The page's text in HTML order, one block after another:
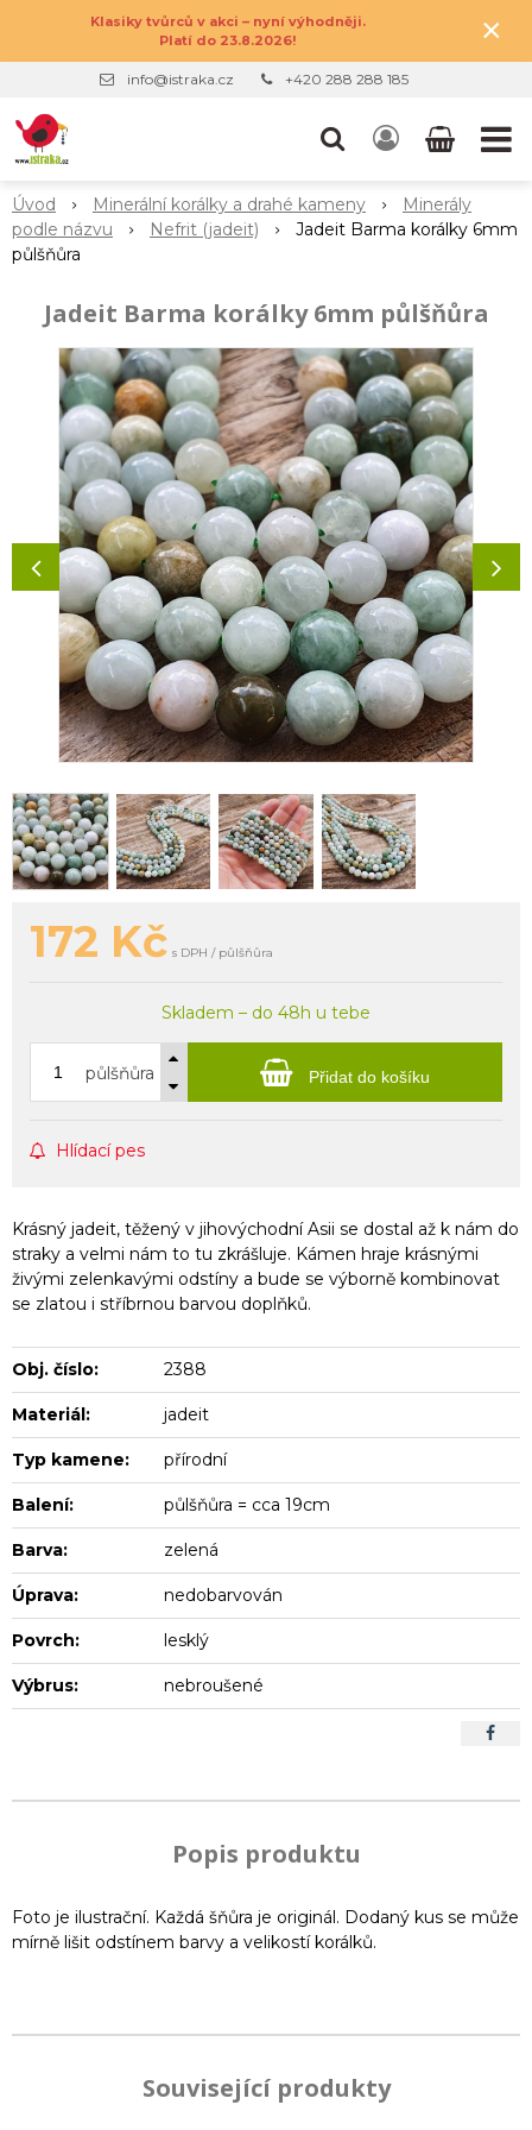
Klasiky tvůrců v akci – nyní výhodněji.
Platí do 23.8.2026!
×
info@istraka.cz +420 288 288 185
Úvod Minerální korálky a drahé kameny
Minerály
podle názvu
Nefrit (jadeit)
Jadeit Barma korálky 6mm
půlšňůra
Jadeit Barma korálky 6mm půlšňůra
172 Kč s DPH / půlšňůra
Skladem – do 48h u tebe
půlšňůra Přidat do košíku
Hlídací pes
Krásný jadeit, těžený v jihovýchodní Asii se dostal až k nám do
straky a velmi nám to tu zkrášluje. Kámen hraje krásnými
živými zelenkavými odstíny a bude se výborně kombinovat
se zlatou i stříbrnou barvou doplňků.
Obj. číslo: 2388
Materiál: jadeit
Typ kamene: přírodní
Balení: půlšňůra = cca 19cm
Barva: zelená
Úprava: nedobarvován
Povrch: lesklý
Výbrus: nebroušené
Popis produktu
Foto je ilustrační. Každá šňůra je originál. Dodaný kus se může
mírně lišit odstínem barvy a velikostí korálků.
Související produkty